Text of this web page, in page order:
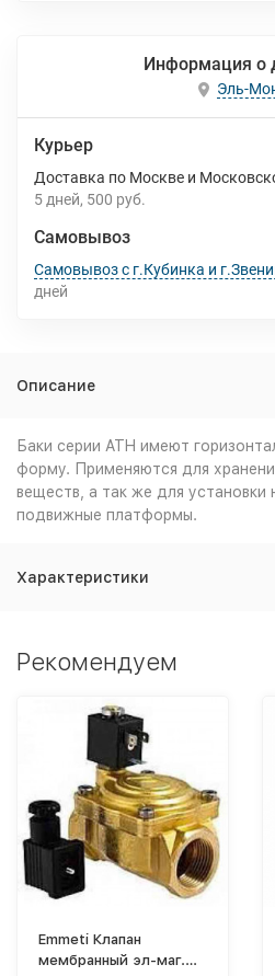
Информация о
Эль-
Курьер
Доставка по Москве и
5 дней 500 руб.
Самовывоз
Самовывоз с г.Кубинка и
дней
Описание
Баки серии ATH имеют
форму. Применяются для
веществ, а так же для установки
подвижные платформы.
Характеристики
Рекомендуем
Emmeti Клапан
мембранный эл-маг.